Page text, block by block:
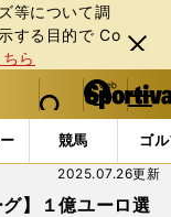
等について調
する⽬的で Co
ら
閉じ
る
web Sportiva (webスポルティーバ)
検索
マイペ
ー
ジ
メニュ
競馬 ゴ
情報
グ】１億ユーロ選
2025.07.26更新